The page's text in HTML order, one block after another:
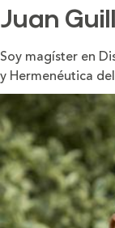
Juan
Soy magíster en
y Hermenéutica